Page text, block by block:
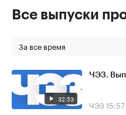
Все выпуски
За все время
32:53
ЧЭЗ.
ЧЭЗ 15:57